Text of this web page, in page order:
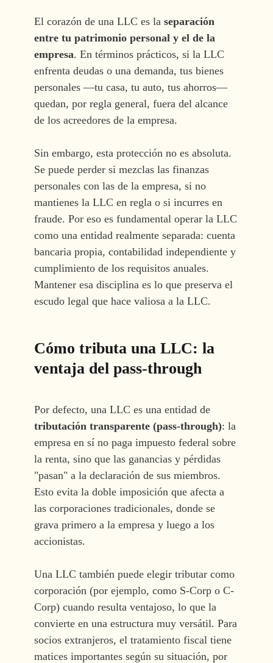
El corazón de una LLC es laseparación
entre tu patrimonio personal y el de la
empresa. En términos prácticos, si la LLC
enfrenta deudas o una demanda, tus bienes
personales —tu casa, tu auto, tus ahorros—
quedan, por regla general, fuera del alcance
de los acreedores de la empresa.
Sin embargo, esta protección no es absoluta.
Se puede perder si mezclas las finanzas
personales con las de la empresa, si no
mantienes la LLC en regla o si incurres en
fraude. Por eso es fundamental operar la LLC
como una entidad realmente separada: cuenta
bancaria propia, contabilidad independiente y
cumplimiento de los requisitos anuales.
Mantener esa disciplina es lo que preserva el
escudo legal que hace valiosa a la LLC.
Cómo tributa una LLC: la
ventaja del pass-through
Por defecto, una LLC es una entidad de
tributación transparente (pass-through): la
empresa en sí no paga impuesto federal sobre
la renta, sino que las ganancias y pérdidas
"pasan" a la declaración de sus miembros.
Esto evita la doble imposición que afecta a
las corporaciones tradicionales, donde se
grava primero a la empresa y luego a los
accionistas.
Una LLC también puede elegir tributar como
corporación (por ejemplo, como S-Corp o C-
Corp) cuando resulta ventajoso, lo que la
convierte en una estructura muy versátil. Para
socios extranjeros, el tratamiento fiscal tiene
matices importantes según su situación, por